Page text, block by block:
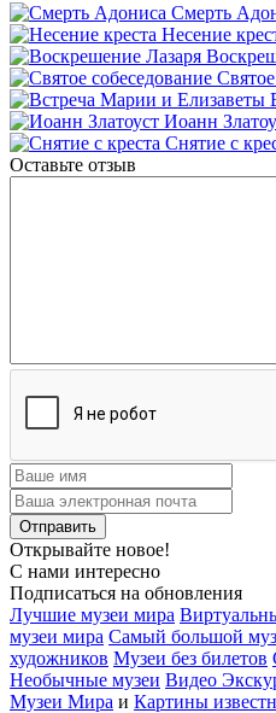
Смерть
Несение
Иоанн
Снятие с
Оставьте отзыв
Открывайте новое!
С нами интересно
Подписаться на обновления
Лучшие музеи мира
музеи мира Самый большой
художников Музеи без билетов
Необычные музеи Видео
Музеи Мира и Картины